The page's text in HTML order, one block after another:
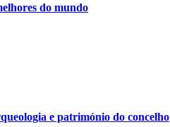
do mundo
e património do concelho